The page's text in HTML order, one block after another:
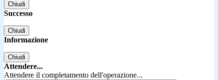
Chiudi
Successo
Chiudi
Informazione
Chiudi
Attendere...
Attendere il completamento dell'operazione...